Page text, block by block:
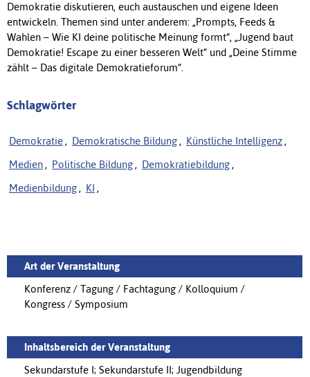
Demokratie diskutieren, euch austauschen und eigene Ideen
entwickeln. Themen sind unter anderem: „Prompts, Feeds &
Wahlen – Wie KI deine politische Meinung formt“, „Jugend baut
Demokratie! Escape zu einer besseren Welt“ und „Deine Stimme
zählt – Das digitale Demokratieforum“.
Schlagwörter
Demokratie , Demokratische Bildung , Künstliche Intelligenz ,
Medien , Politische Bildung , Demokratiebildung ,
Medienbildung , KI ,
Art der Veranstaltung
Konferenz / Tagung / Fachtagung / Kolloquium /
Kongress / Symposium
Inhaltsbereich der Veranstaltung
Sekundarstufe I; Sekundarstufe II; Jugendbildung